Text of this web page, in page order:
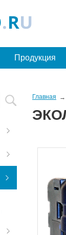
Продукция
Главная